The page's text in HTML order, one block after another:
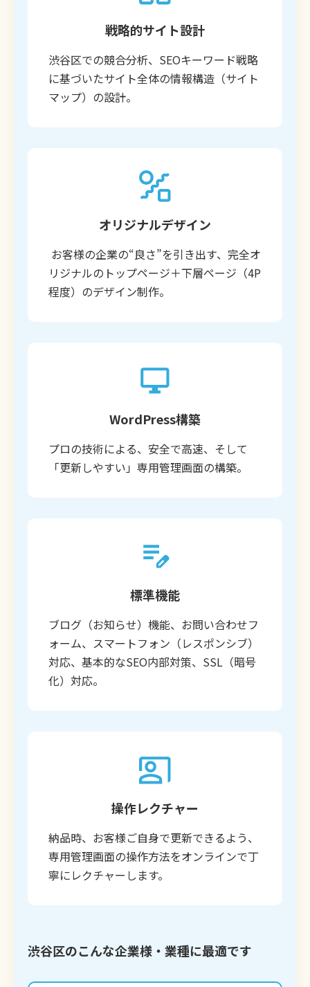
戦略的サイト設計
渋谷区での競合分析、SEOキーワード戦略
に基づいたサイト全体の情報構造（サイト
マップ）の設計。
オリジナルデザイン
お客様の企業の“良さ”を引き出す、完全オ
リジナルのトップページ＋下層ページ（4P
程度）のデザイン制作。
WordPress構築
プロの技術による、安全で高速、そして
「更新しやすい」専用管理画面の構築。
標準機能
ブログ（お知らせ）機能、お問い合わせフ
ォーム、スマートフォン（レスポンシブ）
対応、基本的なSEO内部対策、SSL（暗号
化）対応。
操作レクチャー
納品時、お客様ご自身で更新できるよう、
専用管理画面の操作方法をオンラインで丁
寧にレクチャーします。
渋谷区のこんな企業様・業種に最適です